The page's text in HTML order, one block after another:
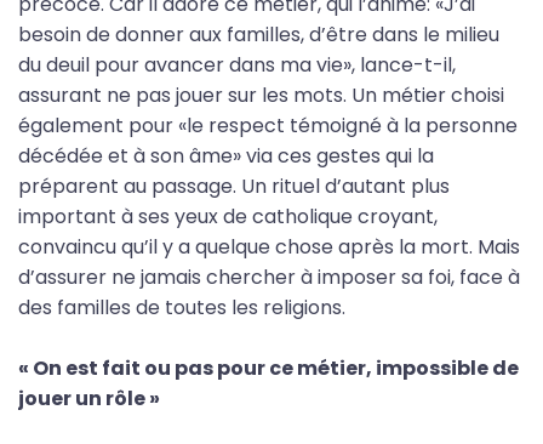
besoin de donner aux familles, d’être dans le milieu
du deuil pour avancer dans ma vie», lance-t-il,
assurant ne pas jouer sur les mots. Un métier choisi
également pour «le respect témoigné à la personne
décédée et à son âme» via ces gestes qui la
préparent au passage. Un rituel d’autant plus
important à ses yeux de catholique croyant,
convaincu qu’il y a quelque chose après la mort. Mais
d’assurer ne jamais chercher à imposer sa foi, face à
des familles de toutes les religions.
« On est fait ou pas pour ce métier, impossible de
jouer un rôle »